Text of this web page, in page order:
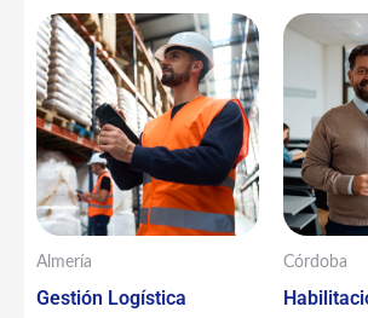
Almería
Gestión Logística
Córdoba